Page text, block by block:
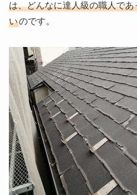
は、どんなに達人級の職人で
いのです。